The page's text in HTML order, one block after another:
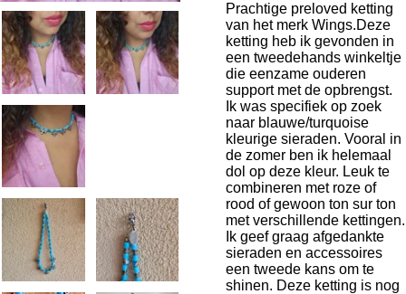
Prachtige preloved ketting
van het merk Wings.Deze
ketting heb ik gevonden in
een tweedehands winkeltje
die eenzame ouderen
support met de opbrengst.
Ik was specifiek op zoek
naar blauwe/turquoise
kleurige sieraden. Vooral in
de zomer ben ik helemaal
dol op deze kleur. Leuk te
combineren met roze of
rood of gewoon ton sur ton
met verschillende kettingen.
Ik geef graag afgedankte
sieraden en accessoires
een tweede kans om te
shinen. Deze ketting is nog